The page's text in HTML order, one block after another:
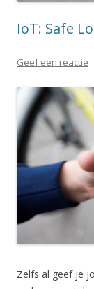
IoT: Safe
Geef een reactie
Zelfs al geef je